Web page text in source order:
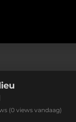
(0 views vandaag)